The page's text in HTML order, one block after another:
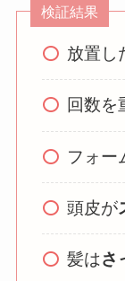
検証結果
放置し
回数を
フォー
頭皮が
髪はさ